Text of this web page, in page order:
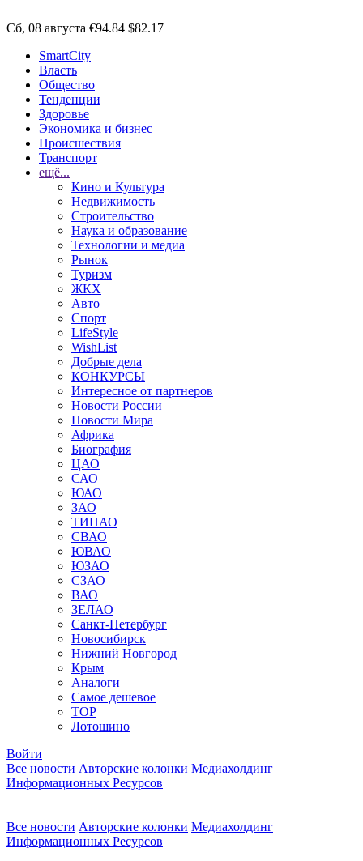
Сб, 08 августа €94.84 $82.17
SmartCity
Власть
Общество
Тенденции
Здоровье
Экономика и бизнес
Происшествия
Транспорт
ещё...
Кино и Культура
Недвижимость
Строительство
Наука и образование
Технологии и медиа
Рынок
Туризм
ЖКХ
Авто
Спорт
LifeStyle
WishList
Добрые дела
КОНКУРСЫ
Интересное от партнеров
Новости России
Новости Мира
Африка
Биография
ЦАО
САО
ЮАО
ЗАО
ТИНАО
СВАО
ЮВАО
ЮЗАО
СЗАО
ВАО
ЗЕЛАО
Санкт-Петербург
Новосибирск
Нижний Новгород
Крым
Аналоги
Самое дешевое
TOP
Лотошино
Войти
Все новости Авторские колонки Медиахолдинг
Информационных Ресурсов
Все новости Авторские колонки Медиахолдинг
Информационных Ресурсов